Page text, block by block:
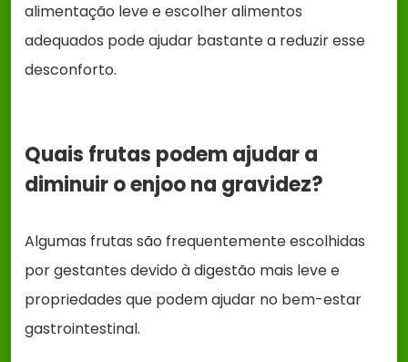
alimentação leve e escolher alimentos
adequados pode ajudar bastante a reduzir esse
desconforto.
Quais frutas podem ajudar a
diminuir o enjoo na gravidez?
Algumas frutas são frequentemente escolhidas
por gestantes devido à digestão mais leve e
propriedades que podem ajudar no bem-estar
gastrointestinal.